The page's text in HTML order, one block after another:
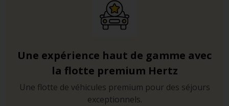
Une expérience haut de gamme avec
la flotte premium Hertz
Une flotte de véhicules premium pour des séjours
exceptionnels.